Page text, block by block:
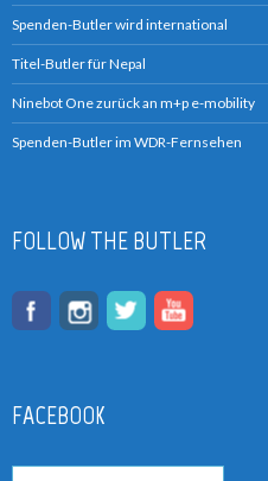
Spenden-Butler wird international
Titel-Butler für Nepal
Ninebot One zurück an m+p e-mobility
Spenden-Butler im WDR-Fernsehen
FOLLOW THE BUTLER
FACEBOOK